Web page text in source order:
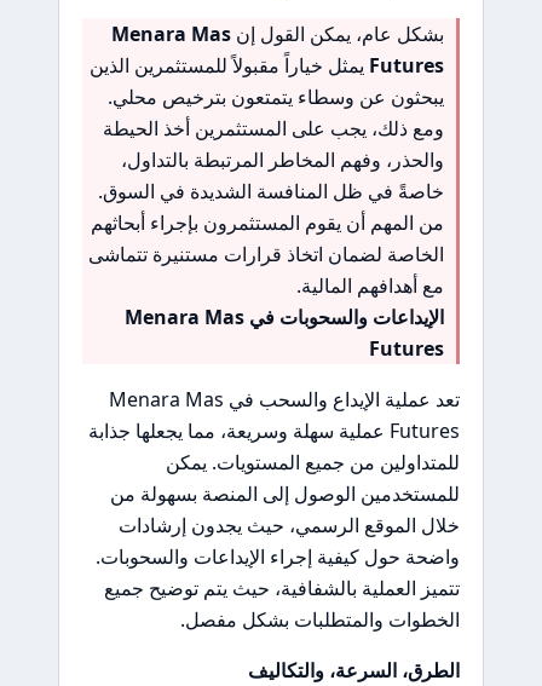
بشكل عام، يمكن القول إن Menara Mas
Futures يمثل خياراً مقبولاً للمستثمرين الذين
يبحثون عن وسطاء يتمتعون بترخيص محلي.
ومع ذلك، يجب على المستثمرين أخذ الحيطة
والحذر، وفهم المخاطر المرتبطة بالتداول،
خاصةً في ظل المنافسة الشديدة في السوق.
من المهم أن يقوم المستثمرون بإجراء أبحاثهم
الخاصة لضمان اتخاذ قرارات مستنيرة تتماشى
مع أهدافهم المالية.
الإيداعات والسحوبات في Menara Mas
Futures
تعد عملية الإيداع والسحب في Menara Mas
Futures عملية سهلة وسريعة، مما يجعلها جذابة
للمتداولين من جميع المستويات. يمكن
للمستخدمين الوصول إلى المنصة بسهولة من
خلال الموقع الرسمي، حيث يجدون إرشادات
واضحة حول كيفية إجراء الإيداعات والسحوبات.
تتميز العملية بالشفافية، حيث يتم توضيح جميع
الخطوات والمتطلبات بشكل مفصل.
الطرق، السرعة، والتكاليف